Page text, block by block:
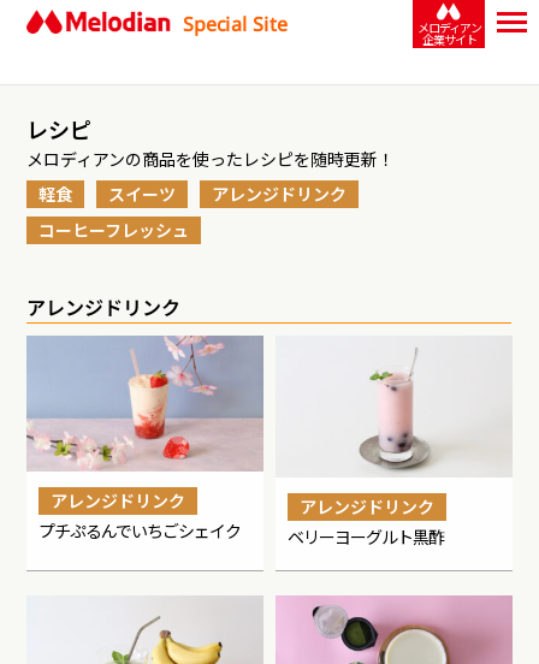
Special Site メロディアン
企業サイト
レシピ
メロディアンの商品を使ったレシピを随時更新！
軽食
スイーツ
アレンジドリンク
コーヒーフレッシュ
アレンジドリンク
アレンジドリンク
プチぷるんでいちごシェイク
アレンジドリンク
ベリーヨーグルト黒酢